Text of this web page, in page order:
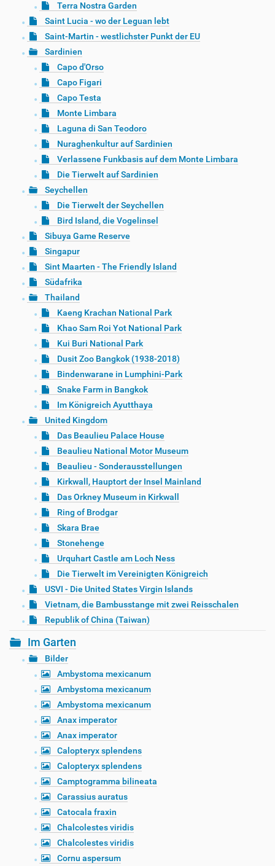
Terra Nostra Garden
Saint Lucia - wo der Leguan lebt
Saint-Martin - westlichster Punkt der EU
Sardinien
Capo d'Orso
Capo Figari
Capo Testa
Monte Limbara
Laguna di San Teodoro
Nuraghenkultur auf Sardinien
Verlassene Funkbasis auf dem Monte Limbara
Die Tierwelt auf Sardinien
Seychellen
Die Tierwelt der Seychellen
Bird Island, die Vogelinsel
Sibuya Game Reserve
Singapur
Sint Maarten - The Friendly Island
Südafrika
Thailand
Kaeng Krachan National Park
Khao Sam Roi Yot National Park
Kui Buri National Park
Dusit Zoo Bangkok (1938-2018)
Bindenwarane in Lumphini-Park
Snake Farm in Bangkok
Im Königreich Ayutthaya
United Kingdom
Das Beaulieu Palace House
Beaulieu National Motor Museum
Beaulieu - Sonderausstellungen
Kirkwall, Hauptort der Insel Mainland
Das Orkney Museum in Kirkwall
Ring of Brodgar
Skara Brae
Stonehenge
Urquhart Castle am Loch Ness
Die Tierwelt im Vereinigten Königreich
USVI - Die United States Virgin Islands
Vietnam, die Bambusstange mit zwei Reisschalen
Republik of China (Taiwan)
Im Garten
Bilder
Ambystoma mexicanum
Ambystoma mexicanum
Ambystoma mexicanum
Anax imperator
Anax imperator
Calopteryx splendens
Calopteryx splendens
Camptogramma bilineata
Carassius auratus
Catocala fraxin
Chalcolestes viridis
Chalcolestes viridis
Cornu aspersum